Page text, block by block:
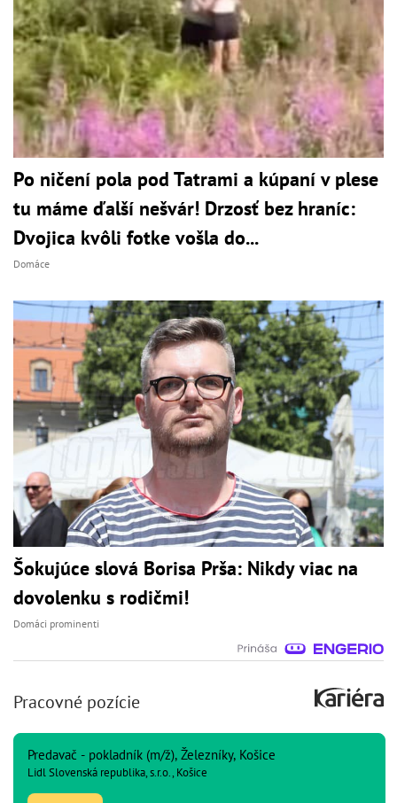
Po ničení pola pod Tatrami a kúpaní v plese
tu máme ďalší nešvár! Drzosť bez hraníc:
Dvojica kvôli fotke vošla do...
Domáce
Šokujúce slová Borisa Prša: Nikdy viac na
dovolenku s rodičmi!
Domáci prominenti
Pracovné pozície
Predavač - pokladník (m/ž), Železníky, Košice
Lidl Slovenská republika, s.r.o., Košice